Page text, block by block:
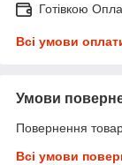
Готівкою
Всі умови
Умови
Повернення
Всі умови